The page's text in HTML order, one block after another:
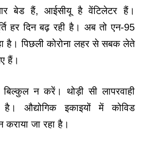
बेड हैं, आईसीयू है वेंटिलेटर हैं।
हर दिन बढ़ रही है। अब तो एन-95
है। पिछली कोरोना लहर से सबक लेते
हैं।
बिल्कुल न करें। थोड़ी सी लापरवाही
औद्योगिक इकाइयों में कोविड
कराया जा रहा है।